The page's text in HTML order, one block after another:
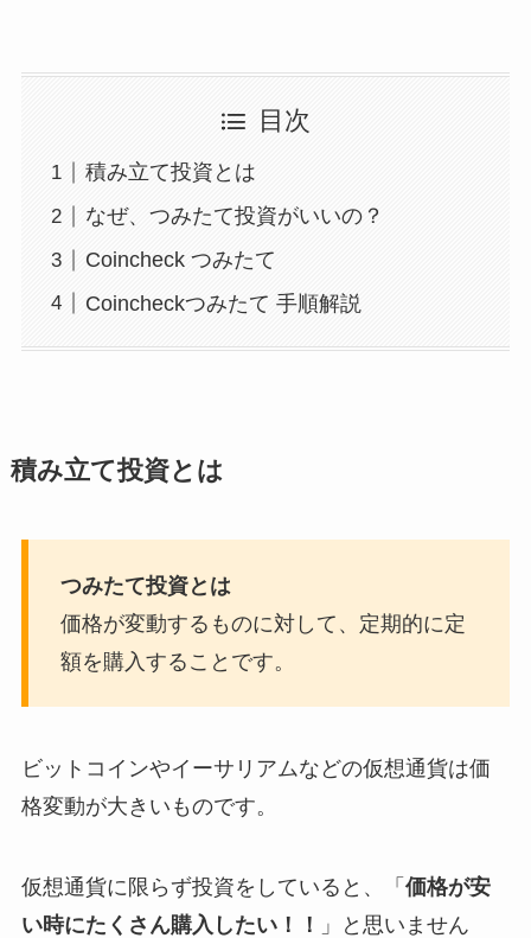
目次
積み立て投資とは
なぜ、つみたて投資がいいの？
Coincheck つみたて
Coincheckつみたて 手順解説
積み立て投資とは
つみたて投資とは
価格が変動するものに対して、定期的に定
額を購入することです。
ビットコインやイーサリアムなどの仮想通貨は価
格変動が大きいものです。
仮想通貨に限らず投資をしていると、「 価格が安
い時にたくさん購入したい！！
」と思いません